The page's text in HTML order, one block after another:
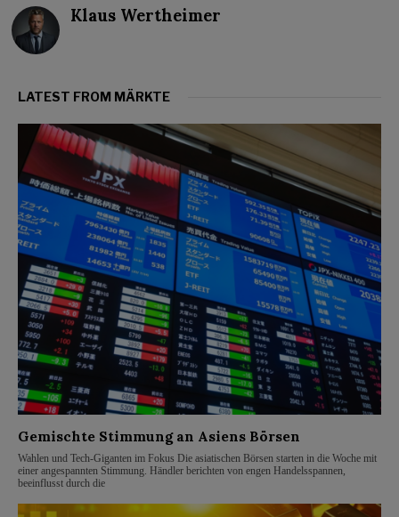
Klaus Wertheimer
LATEST FROM MÄRKTE
Gemischte Stimmung an Asiens Börsen
Wahlen und Tech-Giganten im Fokus Die asiatischen Börsen starten in die Woche mit
einer angespannten Stimmung. Händler berichten von engen Handelsspannen,
beeinflusst durch die